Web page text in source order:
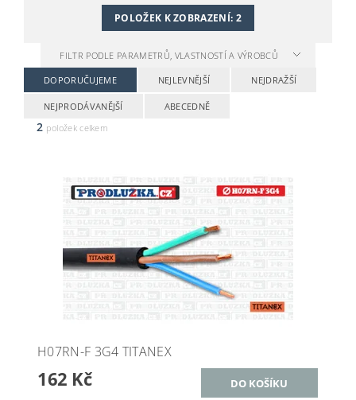
POLOŽEK K ZOBRAZENÍ: 2
FILTR PODLE PARAMETRŮ, VLASTNOSTÍ A VÝROBCŮ
DOPORUČUJEME NEJLEVNĚJŠÍ NEJDRAŽŠÍ
NEJPRODÁVANĚJŠÍ ABECEDNĚ
2 položek celkem
H07RN-F 3G4 TITANEX
162 Kč